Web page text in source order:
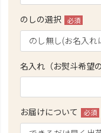
のしの選択
(必
須)
名入れ（お熨斗希望
お届けについて
(必